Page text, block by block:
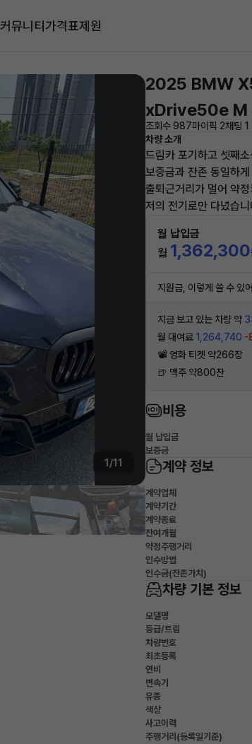
커뮤니티가격표제원
1/11
2025 BMW
xDrive50e M
조회수 987마이픽 2채팅 1
차량 소개
드림카 포기하고 셋째
보증금과 잔존 동일하
출퇴근거리가 멀어 약
저의 전기로만 다녔습
월 납입금
월 1,362,300
지원금, 이렇게 쓸 수 있
지금 보고 있는 차량 약 3
월 대여료 1,264,740 -
📽 영화 티켓 약266장
🍺 맥주 약800잔
비용
월 납입금
보증금
계약 정보
계약업체
계약기간
계약종료
잔여개월
약정주행거리
인수방법
인수금(잔존가치)
차량 기본 정보
모델명
등급/트림
차량번호
최초등록
연비
변속기
유종
색상
사고이력
주행거리(등록일기준)